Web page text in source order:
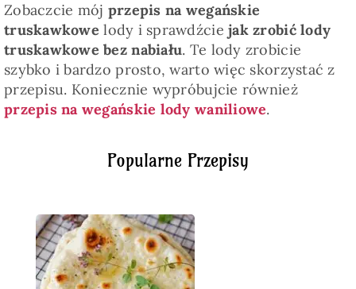
Popularne Przepisy
Zobaczcie mój przepis na wegańskie
truskawkowe lody i sprawdźciejak zrobić lody
truskawkowe bez nabiału. Te lody zrobicie
szybko i bardzo prosto, warto więc skorzystać z
przepisu. Koniecznie wypróbujcie również
przepis na wegańskie lody waniliowe.